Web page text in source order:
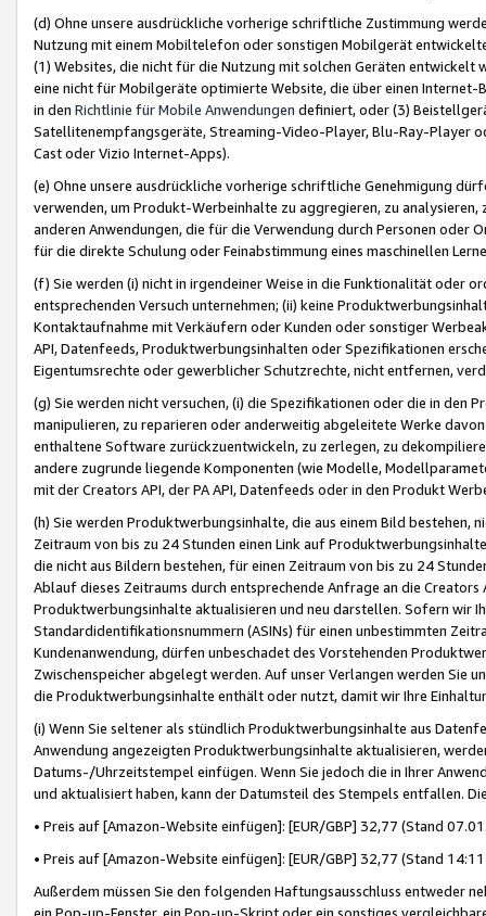
(d) Ohne unsere ausdrückliche vorherige schriftliche Zustimmung
Nutzung mit einem Mobiltelefon oder sonstigen Mobilgerät
(1) Websites, die nicht für die Nutzung mit solchen Geräten
eine nicht für Mobilgeräte optimierte Website, die über einen
in den Richtlinie für Mobile Anwendungen definiert, oder (3)
Satellitenempfangsgeräte, Streaming-Video-Player, Blu-Ray-Player
Cast oder Vizio Internet-Apps).
(e) Ohne unsere ausdrückliche vorherige schriftliche Genehmigung
verwenden, um Produkt-Werbeinhalte zu aggregieren, zu
anderen Anwendungen, die für die Verwendung durch Personen
für die direkte Schulung oder Feinabstimmung eines maschinellen
(f) Sie werden (i) nicht in irgendeiner Weise in die Funktionalität oder
entsprechenden Versuch unternehmen; (ii) keine
Kontaktaufnahme mit Verkäufern oder Kunden oder sonstiger
API, Datenfeeds, Produktwerbungsinhalten oder Spezifikationen
Eigentumsrechte oder gewerblicher Schutzrechte, nicht entfernen,
(g) Sie werden nicht versuchen, (i) die Spezifikationen oder die in
manipulieren, zu reparieren oder anderweitig abgeleitete Werke
enthaltene Software zurückzuentwickeln, zu zerlegen, zu
andere zugrunde liegende Komponenten (wie Modelle,
mit der Creators API, der PA API, Datenfeeds oder in den Produkt
(h) Sie werden Produktwerbungsinhalte, die aus einem Bild bestehen,
Zeitraum von bis zu 24 Stunden einen Link auf
die nicht aus Bildern bestehen, für einen Zeitraum von bis zu 24
Ablauf dieses Zeitraums durch entsprechende Anfrage an die
Produktwerbungsinhalte aktualisieren und neu darstellen. Sofern wir
Standardidentifikationsnummern (ASINs) für einen unbestimmten
Kundenanwendung, dürfen unbeschadet des Vorstehenden
Zwischenspeicher abgelegt werden. Auf unser Verlangen werden Sie
die Produktwerbungsinhalte enthält oder nutzt, damit wir Ihre
(i) Wenn Sie seltener als stündlich Produktwerbungsinhalte aus
Anwendung angezeigten Produktwerbungsinhalte aktualisieren,
Datums-/Uhrzeitstempel einfügen. Wenn Sie jedoch die in Ihrer
und aktualisiert haben, kann der Datumsteil des Stempels entfallen.
• Preis auf [Amazon-Website einfügen]: [EUR/GBP] 32,77 (Stand
• Preis auf [Amazon-Website einfügen]: [EUR/GBP] 32,77 (Stand
Außerdem müssen Sie den folgenden Haftungsausschluss entweder
ein Pop-up-Fenster, ein Pop-up-Skript oder ein sonstiges